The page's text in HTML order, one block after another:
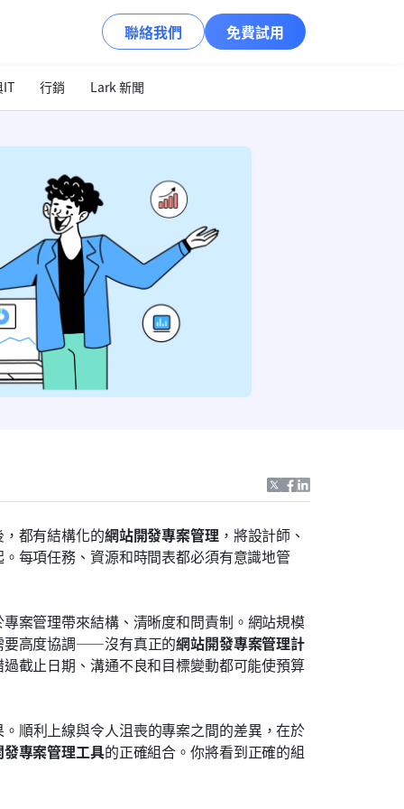
聯絡我們 免費試用
IT 行銷 Lark 新聞
都有結構化的網站開發專案管理，將設計師、
每項任務、資源和時間表都必須有意識地管
案管理帶來結構、清晰度和問責制。網站規模
要高度協調——沒有真正的網站開發專案管理計
截止日期、溝通不良和目標變動都可能使預算
順利上線與令人沮喪的專案之間的差異，在於
專案管理工具的正確組合。你將看到正確的組